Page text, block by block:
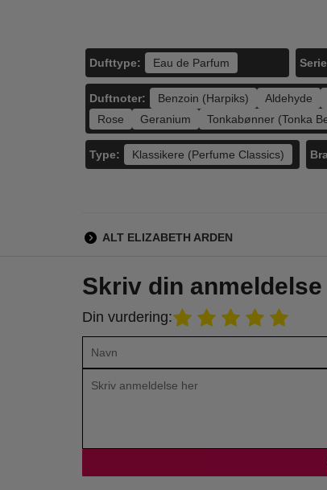
Dufttype: Eau de Parfum
Duftnoter: Benzoin (Harpiks) Aldehyde
Rose
Geranium Tonkabønner (Tonka
Type: Klassikere (Perfume Classics)
ALT ELIZABETH ARDEN
Skriv din
Din vurdering: